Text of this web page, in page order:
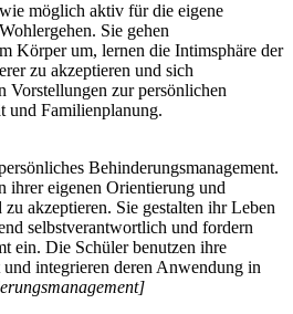
möglich aktiv für die eigene
Sie gehen
Körper um, lernen die Intimsphäre der
zu akzeptieren und sich
Vorstellungen zur persönlichen
und Familienplanung.
Behinderungsmanagement.
ihrer eigenen Orientierung und
akzeptieren. Sie gestalten ihr Leben
selbstverantwortlich und fordern
ein. Die Schüler benutzen ihre
integrieren deren Anwendung in